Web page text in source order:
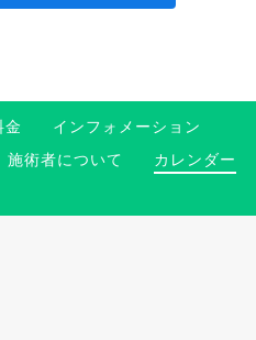
金
インフォメーション
施術者について
カレンダー